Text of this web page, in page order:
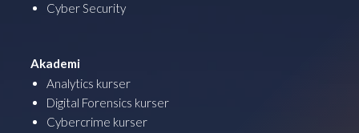
Cyber Security
Akademi
Analytics kurser
Digital Forensics kurser
Cybercrime kurser